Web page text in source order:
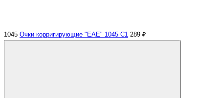
1045 Очки корригирующие "EAE" 1045 С1 289 ₽